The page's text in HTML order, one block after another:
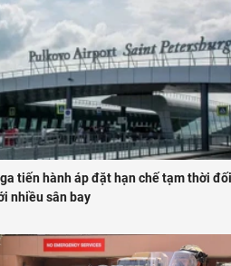
tiến hành áp đặt hạn chế tạm thời đối
nhiều sân bay